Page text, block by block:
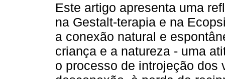
Este artigo apresenta uma
na Gestalt-terapia e na
a conexão natural e
criança e a natureza - uma
o processo de introjeção dos